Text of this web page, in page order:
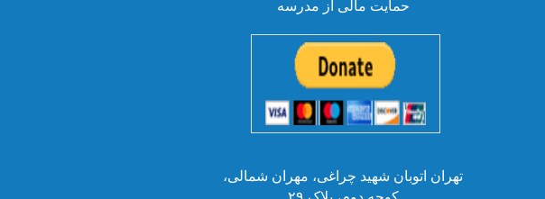
حمایت مالی از مدرسه
تهران اتوبان شهید چراغی، مهران شمالی،